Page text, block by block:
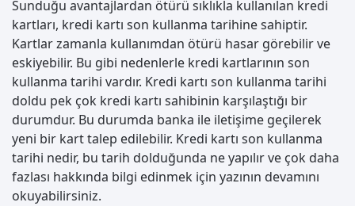
Sunduğu avantajlardan ötürü sıklıkla kullanılan kredi
kartları, kredi kartı son kullanma tarihine sahiptir.
Kartlar zamanla kullanımdan ötürü hasar görebilir ve
eskiyebilir. Bu gibi nedenlerle kredi kartlarının son
kullanma tarihi vardır. Kredi kartı son kullanma tarihi
doldu pek çok kredi kartı sahibinin karşılaştığı bir
durumdur. Bu durumda banka ile iletişime geçilerek
yeni bir kart talep edilebilir. Kredi kartı son kullanma
tarihi nedir, bu tarih dolduğunda ne yapılır ve çok daha
fazlası hakkında bilgi edinmek için yazının devamını
okuyabilirsiniz.